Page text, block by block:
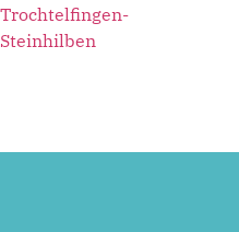
Trochtelfingen-
Steinhilben